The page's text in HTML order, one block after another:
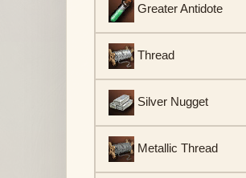
Greater Antidote
Thread
Silver Nugget
Metallic Thread